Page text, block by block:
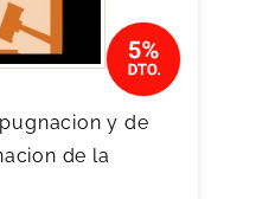
y de
de la